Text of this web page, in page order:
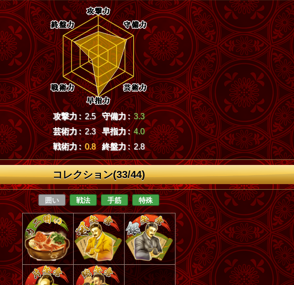
攻撃力 : 2.5 守備力 : 3.3
芸術力 : 2.3 早指力 : 4.0
戦術力 : 0.8 終盤力 : 2.8
コレクション(33/44)
囲い 戦法 手筋 特殊